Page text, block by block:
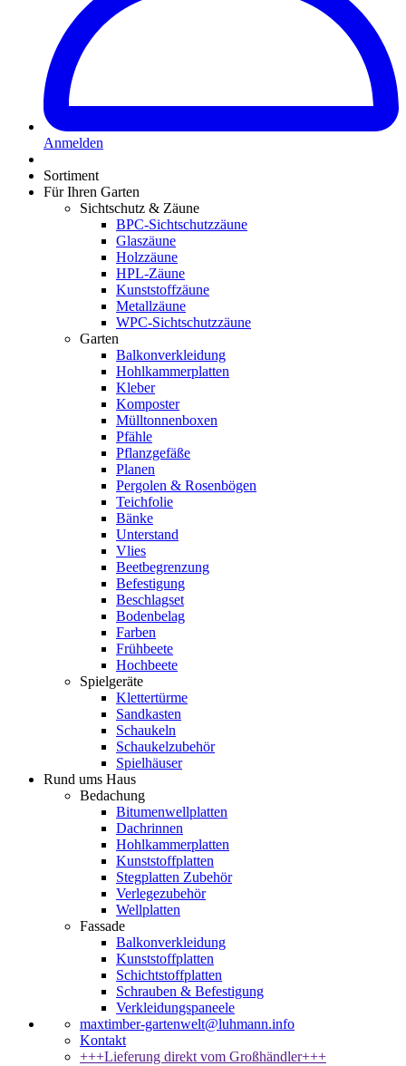
Anmelden
Sortiment
Für Ihren Garten
Sichtschutz & Zäune
BPC-Sichtschutzzäune
Glaszäune
Holzzäune
HPL-Zäune
Kunststoffzäune
Metallzäune
WPC-Sichtschutzzäune
Garten
Balkonverkleidung
Hohlkammerplatten
Kleber
Komposter
Mülltonnenboxen
Pfähle
Pflanzgefäße
Planen
Pergolen & Rosenbögen
Teichfolie
Bänke
Unterstand
Vlies
Beetbegrenzung
Befestigung
Beschlagset
Bodenbelag
Farben
Frühbeete
Hochbeete
Spielgeräte
Klettertürme
Sandkasten
Schaukeln
Schaukelzubehör
Spielhäuser
Rund ums Haus
Bedachung
Bitumenwellplatten
Dachrinnen
Hohlkammerplatten
Kunststoffplatten
Stegplatten Zubehör
Verlegezubehör
Wellplatten
Fassade
Balkonverkleidung
Kunststoffplatten
Schichtstoffplatten
Schrauben & Befestigung
Verkleidungspaneele
maxtimber-gartenwelt@luhmann.info
Kontakt
+++Lieferung direkt vom Großhändler+++